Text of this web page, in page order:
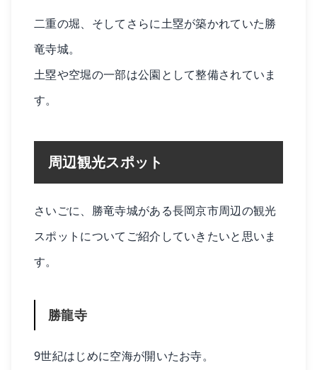
二重の堀、そしてさらに土塁が築かれていた勝
竜寺城。
土塁や空堀の一部は公園として整備されていま
す。
周辺観光スポット
さいごに、勝竜寺城がある長岡京市周辺の観光
スポットについてご紹介していきたいと思いま
す。
勝龍寺
9世紀はじめに空海が開いたお寺。